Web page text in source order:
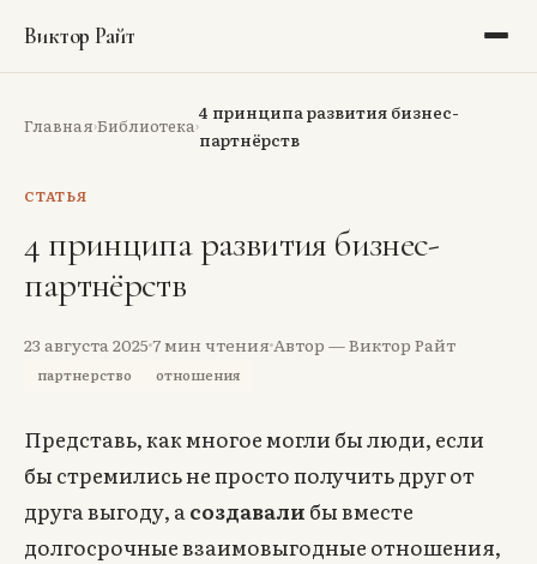
Виктор Райт
Портфолио
Обо мне
Тёмная тема
Главная›Библиотека›
4 принципа развития бизнес-
партнёрств
СТАТЬЯ
4 принципа развития бизнес-
партнёрств
23 августа 20257мин чтенияАвтор — Виктор Райт
партнерство отношения
Представь, как многое могли бы люди, если
бы стремились не просто получить друг от
друга выгоду, асоздавали бы вместе
долгосрочные взаимовыгодные отношения,